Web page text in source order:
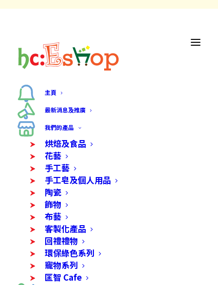
主頁
最新消息及推廣
我們的產品
烘焙及食品
花藝
手工藝
手工皂及個人用品
陶瓷
飾物
布藝
客製化產品
回禮禮物
環保綠色系列
寵物系列
匡智 Cafe
購物流程
進入hc:Eshop網上商店
選取心水產品
點擊「加入購物籃」或單擊產品，
並選擇需要的數量
完成選購後，點擊右上角「購物
車」進行結帳